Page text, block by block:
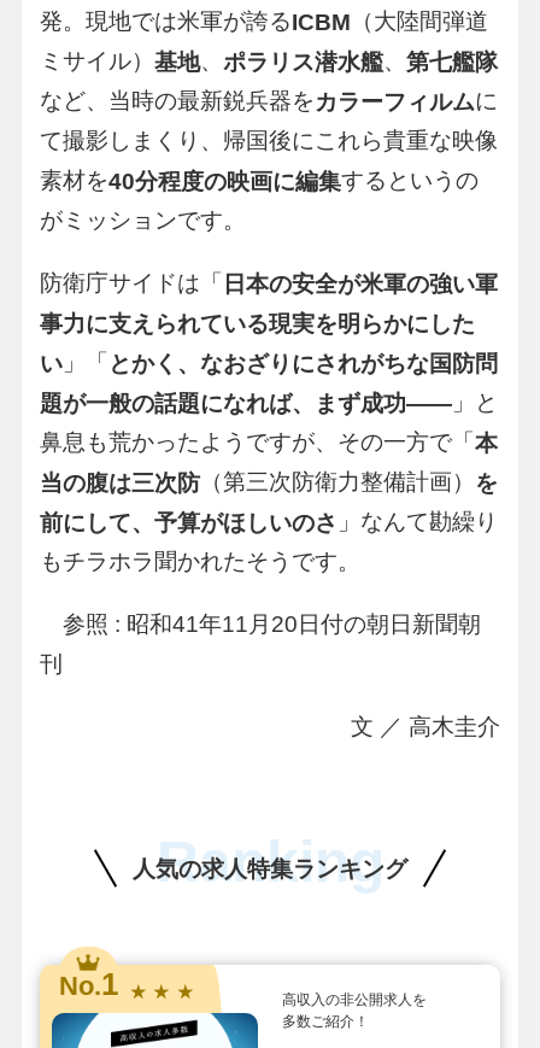
発。現地では米軍が誇るICBM （大陸間弾道
ミサイル） 基地、 ポラリス潜水艦、 第七艦隊
など、当時の最新鋭兵器をカラーフィルムに
て撮影しまくり、帰国後にこれら貴重な映像
素材を40分程度の映画に編集するというの
がミッションです。
防衛庁サイドは「 日本の安全が米軍の強い軍
事力に支えられている現実を明らかにした
い」「 とかく、なおざりにされがちな国防問
題が一般の話題になれば、まず成功――」と
鼻息も荒かったようですが、その一方で「 本
当の腹は三次防（第三次防衛力整備計画） を
前にして、予算がほしいのさ 」なんて勘繰り
もチラホラ聞かれたそうです。
参照 : 昭和41年11月20日付の朝日新聞朝
刊
文 ／ 高木圭介
人気の求人特集ランキング
Ranking
No.1 ★ ★ ★
高収入の非公開求人を
多数ご紹介！